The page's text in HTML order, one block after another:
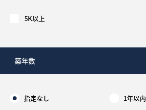
5K以上
築年数
指定なし 1年以内